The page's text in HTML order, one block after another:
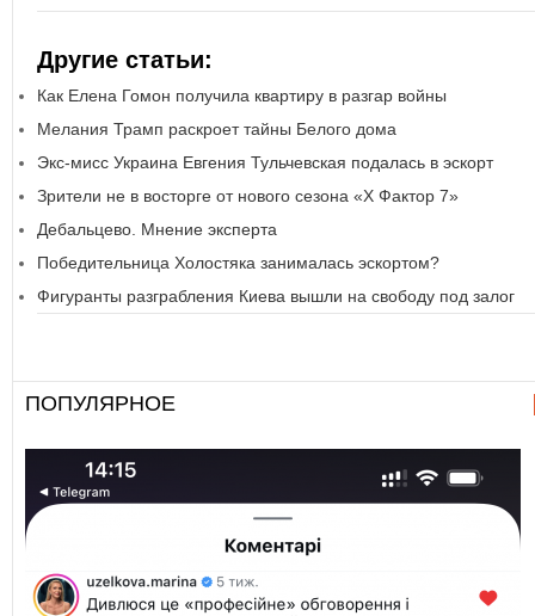
Другие статьи:
Как Елена Гомон получила квартиру в разгар войны
Мелания Трамп раскроет тайны Белого дома
Экс-мисс Украина Евгения Тульчевская подалась в эскорт
Зрители не в восторге от нового сезона «Х Фактор 7»
Дебальцево. Мнение эксперта
Победительница Холостяка занималась эскортом?
Фигуранты разграбления Киева вышли на свободу под залог
ПОПУЛЯРНОЕ